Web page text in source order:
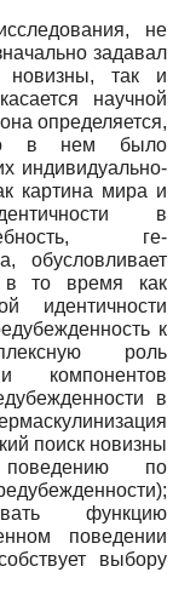
не
задавал
новизны, так и
научной
определяется,
в нем было
индивидуально-
картина мира и
в
ге­
обусловливает
в то время как
идентичности
к
роль
компонентов
в
поиск новизны
поведению по
функцию
поведении
выбору